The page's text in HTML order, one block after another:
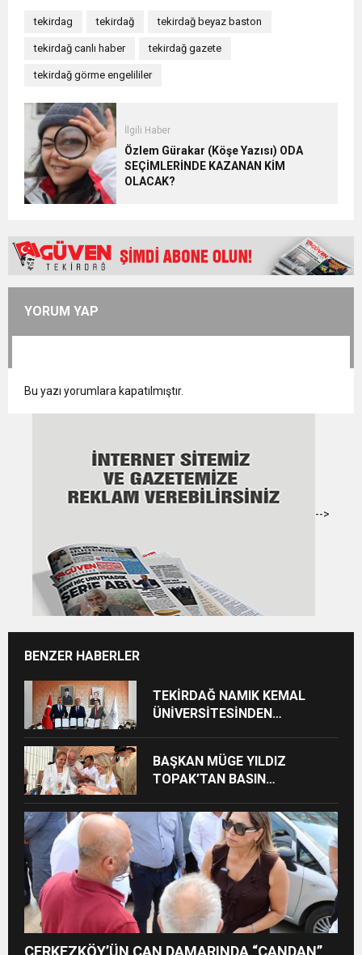
tekirdag tekirdağ tekirdağ beyaz baston
tekirdağ canlı haber tekirdağ gazete
tekirdağ görme engelililer
İlgili Haber
Özlem Gürakar (Köşe Yazısı) ODA
SEÇİMLERİNDE KAZANAN KİM
OLACAK?
YORUM YAP
Bu yazı yorumlara kapatılmıştır.
-->
BENZER HABERLER
TEKİRDAĞ NAMIK KEMAL
ÜNİVERSİTESİNDEN
BAŞKAN MÜGE YILDIZ
TOPAK’TAN BASIN
BULUŞMASI